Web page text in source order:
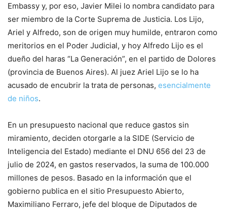
Embassy y, por eso, Javier Milei lo nombra candidato para
ser miembro de la Corte Suprema de Justicia. Los Lijo,
Ariel y Alfredo, son de origen muy humilde, entraron como
meritorios en el Poder Judicial, y hoy Alfredo Lijo es el
dueño del haras “La Generación”, en el partido de Dolores
(provincia de Buenos Aires). Al juez Ariel Lijo se lo ha
acusado de encubrir la trata de personas, esencialmente
de niños.
En un presupuesto nacional que reduce gastos sin
miramiento, deciden otorgarle a la SIDE (Servicio de
Inteligencia del Estado) mediante el DNU 656 del 23 de
julio de 2024, en gastos reservados, la suma de 100.000
millones de pesos. Basado en la información que el
gobierno publica en el sitio Presupuesto Abierto,
Maximiliano Ferraro, jefe del bloque de Diputados de